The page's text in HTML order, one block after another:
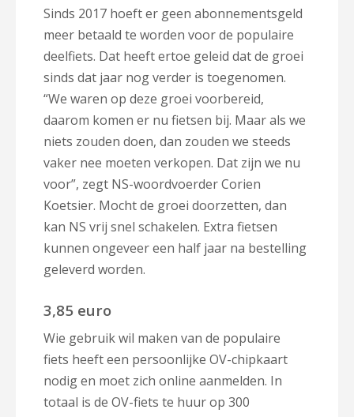
Sinds 2017 hoeft er geen abonnementsgeld
meer betaald te worden voor de populaire
deelfiets. Dat heeft ertoe geleid dat de groei
sinds dat jaar nog verder is toegenomen.
“We waren op deze groei voorbereid,
daarom komen er nu fietsen bij. Maar als we
niets zouden doen, dan zouden we steeds
vaker nee moeten verkopen. Dat zijn we nu
voor”, zegt NS-woordvoerder Corien
Koetsier. Mocht de groei doorzetten, dan
kan NS vrij snel schakelen. Extra fietsen
kunnen ongeveer een half jaar na bestelling
geleverd worden.
3,85 euro
Wie gebruik wil maken van de populaire
fiets heeft een persoonlijke OV-chipkaart
nodig en moet zich online aanmelden. In
totaal is de OV-fiets te huur op 300